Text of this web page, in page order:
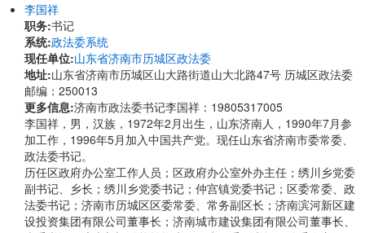
李国祥
职务:书记
系统:政法委系统
现任单位:山东省济南市历城区政法委
地址:山东省济南市历城区山大路街道山大北路47号 历城区政法委
邮编：250013
更多信息:济南市政法委书记李国祥：19805317005
李国祥，男，汉族，1972年2月出生，山东济南人，1990年7月参
加工作，1996年5月加入中国共产党。现任山东省济南市委常委、
政法委书记。
历任区政府办公室工作人员；区政府办公室外办主任；绣川乡党委
副书记、乡长；绣川乡党委书记；仲宫镇党委书记；区委常委、政
法委书记；济南市历城区区委常委、常务副区长；济南滨河新区建
设投资集团有限公司董事长；济南城市建设集团有限公司董事长、